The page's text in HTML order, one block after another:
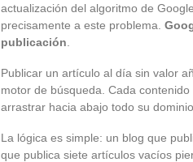
actualización del algoritmo de
precisamente a este problema.
publicación
Publicar un artículo al día sin valor
motor de búsqueda. Cada
arrastrar hacia abajo todo su
La lógica es simple: un blog que
que publica siete artículos vacíos